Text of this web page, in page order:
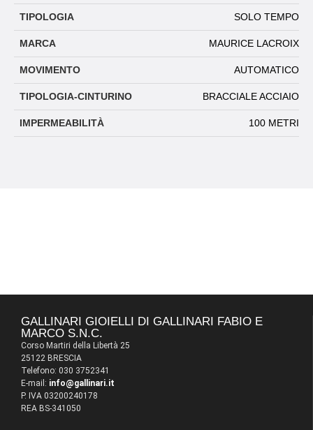
TIPOLOGIA SOLO TEMPO
MARCA MAURICE LACROIX
MOVIMENTO AUTOMATICO
TIPOLOGIA-CINTURINO BRACCIALE ACCIAIO
IMPERMEABILITÀ 100 METRI
GALLINARI GIOIELLI DI GALLINARI FABIO E
MARCO S.N.C.
Corso Martiri della Libertà 25
25122 BRESCIA
Telefono: 030 3752341
E-mail: info@gallinari.it
P. IVA 03200240178
REA BS-341050